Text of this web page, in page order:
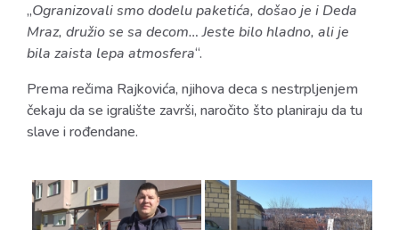
„Ogranizovali smo dodelu paketića, došao je i Deda
Mraz, družio se sa decom… Jeste bilo hladno, ali je
bila zaista lepa atmosfera“.
Prema rečima Rajkovića, njihova deca s nestrpljenjem
čekaju da se igralište završi, naročito što planiraju da tu
slave i rođendane.